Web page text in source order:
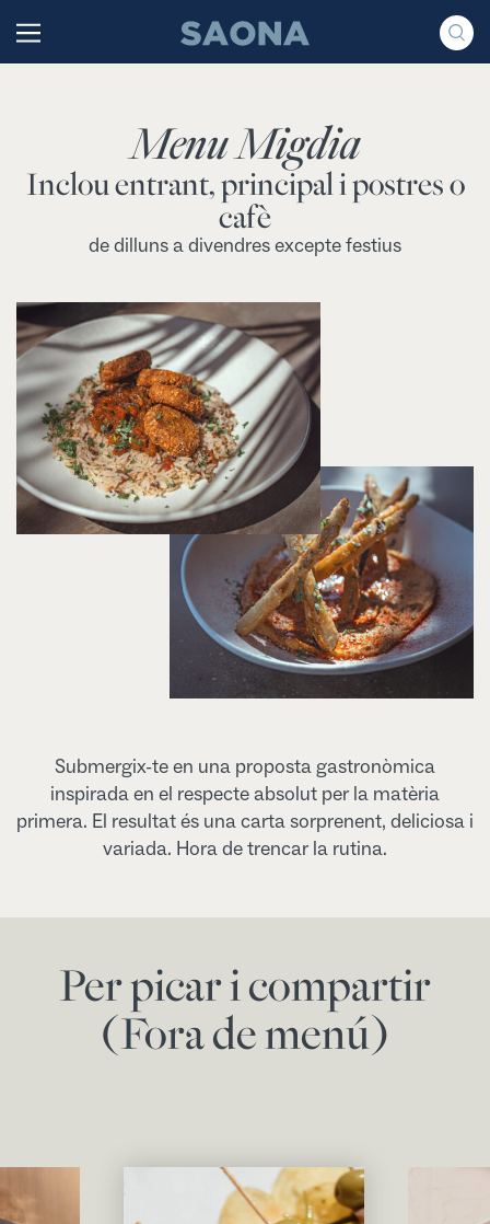
Grupo Saona
Menu Migdia
Inclou entrant, principal i postres o
cafè
de dilluns a divendres excepte festius
Submergix-te en una proposta gastronòmica
inspirada en el respecte absolut per la matèria
primera. El resultat és una carta sorprenent, deliciosa i
variada. Hora de trencar la rutina.
Per picar i compartir
(Fora de menú)